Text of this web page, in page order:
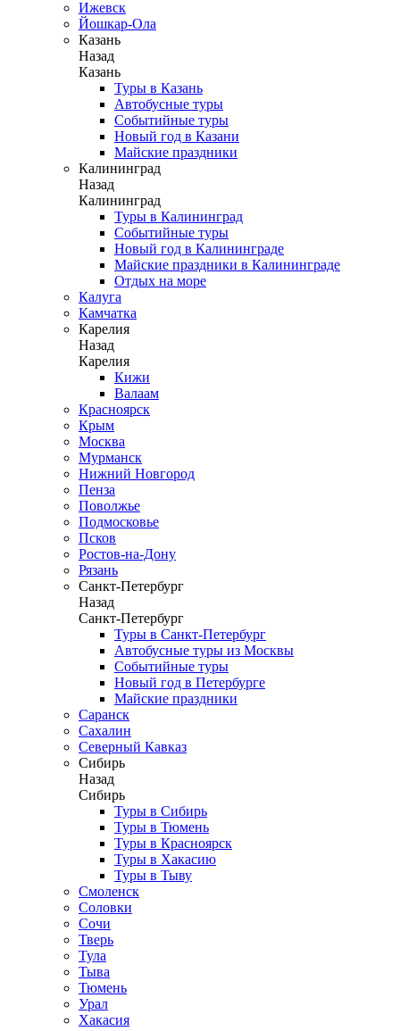
Ижевск
Йошкар-Ола
Казань
Назад
Казань
Туры в Казань
Автобусные туры
Событийные туры
Новый год в Казани
Майские праздники
Калининград
Назад
Калининград
Туры в Калининград
Событийные туры
Новый год в Калининграде
Майские праздники в Калининграде
Отдых на море
Калуга
Камчатка
Карелия
Назад
Карелия
Кижи
Валаам
Красноярск
Крым
Москва
Мурманск
Нижний Новгород
Пенза
Поволжье
Подмосковье
Псков
Ростов-на-Дону
Рязань
Санкт-Петербург
Назад
Санкт-Петербург
Туры в Санкт-Петербург
Автобусные туры из Москвы
Событийные туры
Новый год в Петербурге
Майские праздники
Саранск
Сахалин
Северный Кавказ
Сибирь
Назад
Сибирь
Туры в Сибирь
Туры в Тюмень
Туры в Красноярск
Туры в Хакасию
Туры в Тыву
Смоленск
Соловки
Сочи
Тверь
Тула
Тыва
Тюмень
Урал
Хакасия